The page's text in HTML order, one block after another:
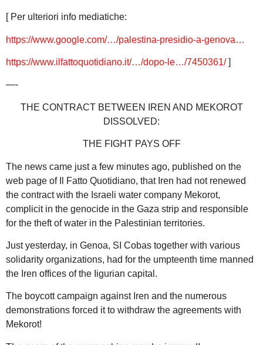
[ Per ulteriori info mediatiche:
https://www.google.com/…/palestina-presidio-a-genova…
https://www.ilfattoquotidiano.it/…/dopo-le…/7450361/]
—-
THE CONTRACT BETWEEN IREN AND MEKOROT
DISSOLVED:
THE FIGHT PAYS OFF
The news came just a few minutes ago, published on the
web page of Il Fatto Quotidiano, that Iren had not renewed
the contract with the Israeli water company Mekorot,
complicit in the genocide in the Gaza strip and responsible
for the theft of water in the Palestinian territories.
Just yesterday, in Genoa, SI Cobas together with various
solidarity organizations, had for the umpteenth time manned
the Iren offices of the Iigurian capital.
The boycott campaign against Iren and the numerous
demonstrations forced it to withdraw the agreements with
Mekorot!